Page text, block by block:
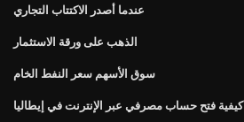
عندما أصدر الاكتتاب التجاري
الذهب على ورقة الاستثمار
سوق الأسهم سعر النفط الخام
كيفية فتح حساب مصرفي عبر الإنترنت في إيطاليا